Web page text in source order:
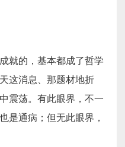
就的，基本都成了哲学
这消息、那题材地折
震荡。有此眼界，不一
是通病；但无此眼界，